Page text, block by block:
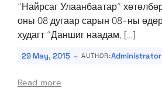
“Найрсаг Улаанбаатар”
оны 08 дугаар сарын 08-ны
худагт “Даншиг наадам, […]
29 May, 2015 - AUTHOR:Administrator
Read more